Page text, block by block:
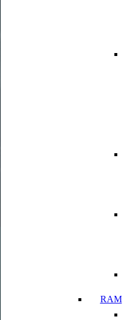
RAM